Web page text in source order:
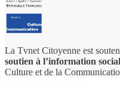
La Tvnet Citoyenne est
soutien à l’information
Culture et de la